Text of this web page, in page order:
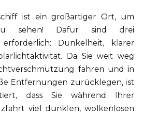
ist ein großartiger Ort, um
sehen! Dafür sind drei
erforderlich: Dunkelheit, klarer
Da Sie weit weg
fahren und in
Entfernungen zurücklegen, ist
dass Sie während Ihrer
viel dunklen, wolkenlosen